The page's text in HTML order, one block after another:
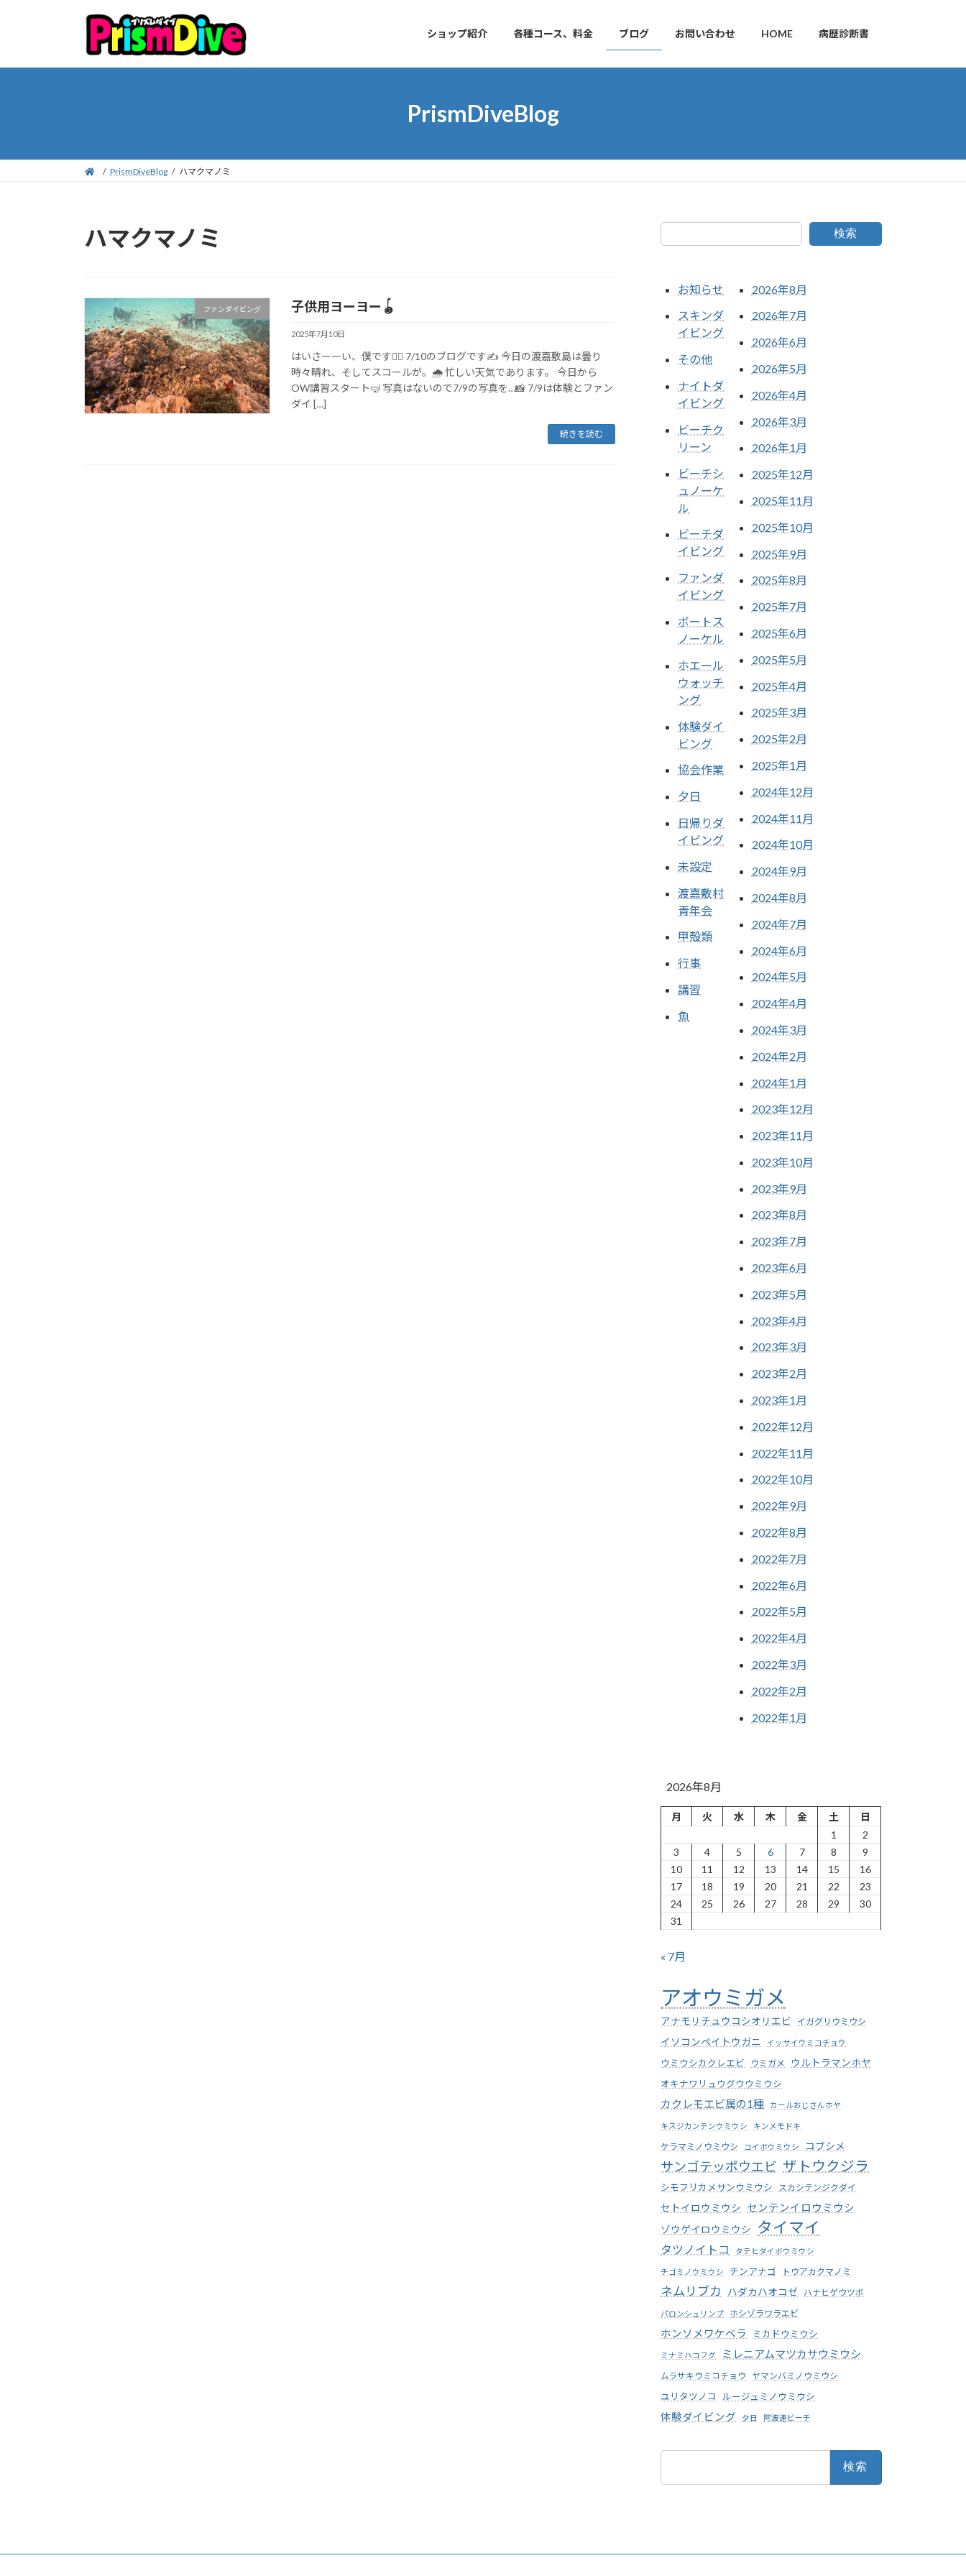
プ
動
ショップ紹介 各種コース、料金 ブログ お問い合わせ HOME 病歴診断書
PrismDiveBlog
PrismDiveBlog ハマクマノミ
ハマクマノミ
ファンダイビング 子供用ヨーヨー🪀
2025年7月10日
はいさーーい、僕です🙋‍♂️ 7/10のブログです✍️ 今日の渡嘉敷島は曇り
時々晴れ、そしてスコールが。🌧️ 忙しい天気であります。 今日から
OW講習スタート🤿 写真はないので7/9の写真を…📸 7/9は体験とファン
ダイ […]
続きを読む
検索
お知らせ
スキンダ
イビング
その他
ナイトダ
イビング
ビーチク
リーン
ビーチシ
ュノーケ
ル
ビーチダ
イビング
ファンダ
イビング
ボートス
ノーケル
ホエール
ウォッチ
ング
体験ダイ
ビング
協会作業
夕日
日帰りダ
イビング
未設定
渡嘉敷村
青年会
甲殻類
行事
講習
魚
2026年8月
2026年7月
2026年6月
2026年5月
2026年4月
2026年3月
2026年1月
2025年12月
2025年11月
2025年10月
2025年9月
2025年8月
2025年7月
2025年6月
2025年5月
2025年4月
2025年3月
2025年2月
2025年1月
2024年12月
2024年11月
2024年10月
2024年9月
2024年8月
2024年7月
2024年6月
2024年5月
2024年4月
2024年3月
2024年2月
2024年1月
2023年12月
2023年11月
2023年10月
2023年9月
2023年8月
2023年7月
2023年6月
2023年5月
2023年4月
2023年3月
2023年2月
2023年1月
2022年12月
2022年11月
2022年10月
2022年9月
2022年8月
2022年7月
2022年6月
2022年5月
2022年4月
2022年3月
2022年2月
2022年1月
2026年8月
月 火 水 木 金 土
日
1
2
3
4 5 6 7 8
9
10
11 12 13 14 15
16
17
18 19 20 21 22
23
24
25 26 27 28 29
30
31
« 7月
アオウミガメ
アナモリチュウコシオリエビ イガグリウミウシ
イソコンペイトウガニ イッサイウミコチョウ
ウミウシカクレエビ ウミガメ
ウルトラマンホヤ
オキナワリュウグウウミウシ
カクレモエビ属の1種 カールおじさんホヤ
キスジカンテンウミウシ キンメモドキ
ケラマミノウミウシ コイボウミウシ コブシメ
サンゴテッポウエビ ザトウクジラ
シモフリカメサンウミウシ スカシテンジクダイ
セトイロウミウシ センテンイロウミウシ
ゾウゲイロウミウシ タイマイ
タツノイトコ タテヒダイボウミウシ
チゴミノウミウシ チンアナゴ トウアカクマノミ
ネムリブカ ハダカハオコゼ ハナヒゲウツボ
パロンシュリンプ ホシゾラワラエビ
ホンソメワケベラ ミカドウミウシ
ミナミハコフグ ミレニアムマツカサウミウシ
ムラサキウミコチョウ ヤマンバミノウミウシ
ユリタツノコ ルージュミノウミウシ
体験ダイビング 夕日 阿波連ビーチ